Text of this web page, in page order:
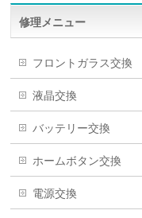
修理メニュー
フロントガラス交換
液晶交換
バッテリー交換
ホームボタン交換
電源交換